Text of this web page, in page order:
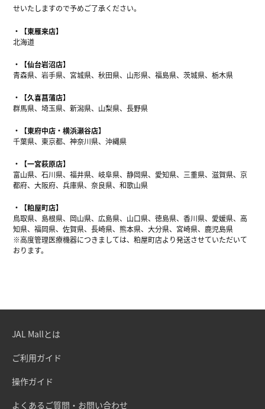
せいたしますので予めご了承ください。
【東雁来店】
北海道
【仙台岩沼店】
青森県、岩手県、宮城県、秋田県、山形県、福島県、茨城県、栃木県
【久喜菖蒲店】
群馬県、埼玉県、新潟県、山梨県、長野県
【東府中店・横浜瀬谷店】
千葉県、東京都、神奈川県、沖縄県
【一宮萩原店】
富山県、石川県、福井県、岐阜県、静岡県、愛知県、三重県、滋賀県、京
都府、大阪府、兵庫県、奈良県、和歌山県
【粕屋町店】
鳥取県、島根県、岡山県、広島県、山口県、徳島県、香川県、愛媛県、高
知県、福岡県、佐賀県、長崎県、熊本県、大分県、宮崎県、鹿児島県
※高度管理医療機器につきましては、粕屋町店より発送させていただいて
おります。
JAL Mallとは
ご利用ガイド
操作ガイド
よくあるご質問・お問い合わせ